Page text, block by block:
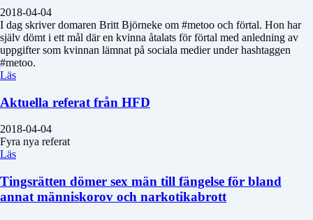
2018-04-04
I dag skriver domaren Britt Björneke om #metoo och förtal. Hon har
själv dömt i ett mål där en kvinna åtalats för förtal med anledning av
uppgifter som kvinnan lämnat på sociala medier under hashtaggen
#metoo.
Läs
Aktuella referat från HFD
2018-04-04
Fyra nya referat
Läs
Tingsrätten dömer sex män till fängelse för bland
annat människorov och narkotikabrott